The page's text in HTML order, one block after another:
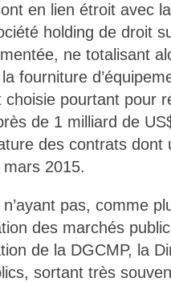
en lien étroit avec
holding de droit
ne totalisant
fourniture
choisie pourtant pour
de 1 milliard de
des contrats dont
mars 2015.
pas, comme
des marchés
de la DGCMP, la
sortant très